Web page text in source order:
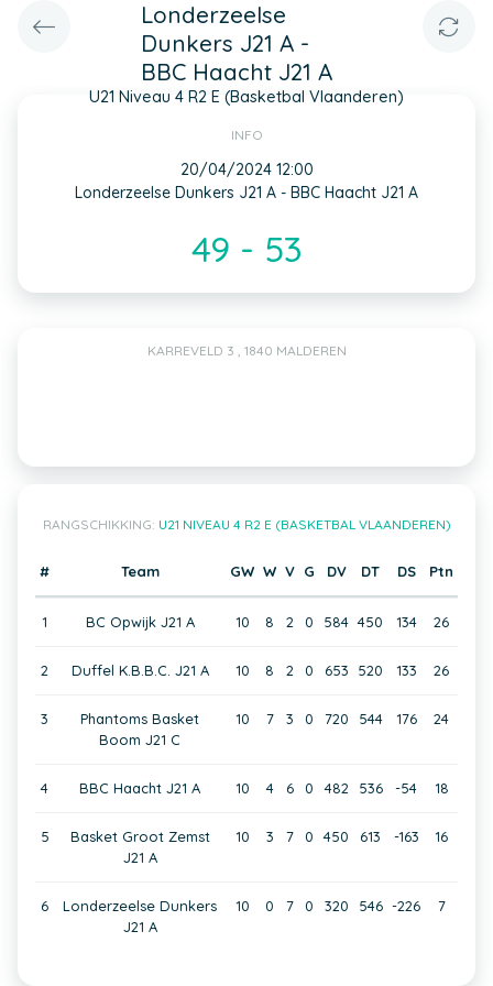
Londerzeelse
Dunkers J21 A -
BBC Haacht J21 A
U21 Niveau 4 R2 E (Basketbal Vlaanderen)
INFO
20/04/2024 12:00
Londerzeelse Dunkers J21 A - BBC Haacht J21 A
49 - 53
KARREVELD 3 , 1840 MALDEREN
RANGSCHIKKING: U21 NIVEAU 4 R2 E (BASKETBAL VLAANDEREN)
# Team GW W V G DV DT DS Ptn
1 BC Opwijk J21 A 10 8 2 0 584 450 134 26
2 Duffel K.B.B.C. J21 A 10 8 2 0 653 520 133 26
3
Phantoms Basket
Boom J21 C
10 7 3 0 720 544 176 24
4 BBC Haacht J21 A 10 4 6 0 482 536 -54 18
5
Basket Groot Zemst
J21 A
10 3 7 0 450 613 -163 16
6
Londerzeelse Dunkers
J21 A
10 0 7 0 320 546 -226 7